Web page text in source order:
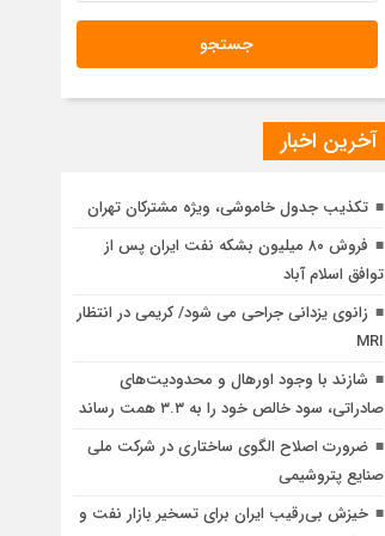
آخرین اخبار
تکذیب جدول خاموشی، ویژه مشترکان تهران
فروش ۸۰ میلیون بشکه نفت ایران پس از
توافق اسلام آباد
زانوی یزدانی جراحی می شود/ کریمی در انتظار
MRI
شازند با وجود اورهال و محدودیت‌های
صادراتی، سود خالص خود را به ۳.۳ همت رساند
ضرورت اصلاح الگوی ساختاری در شرکت ملی
صنایع پتروشیمی
خیزش بی‌رقیب ایران برای تسخیر بازار نفت و